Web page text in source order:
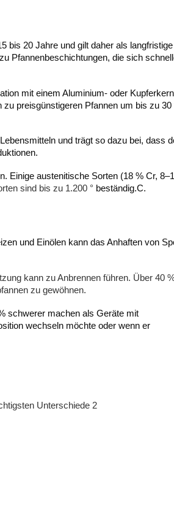
bis 20 Jahre und gilt daher als langfristige
Pfannenbeschichtungen, die sich
mit einem Aluminium- oder
preisgünstigeren Pfannen um bis zu 30
und trägt so dazu bei, dass
Einige austenitische Sorten (18 % Cr,
sind bis zu 1.200 ° beständig.C.
und Einölen kann das Anhaften von
kann zu Anbrennen führen. Über 40
zu gewöhnen.
schwerer machen als Geräte mit
wechseln möchte oder wenn er